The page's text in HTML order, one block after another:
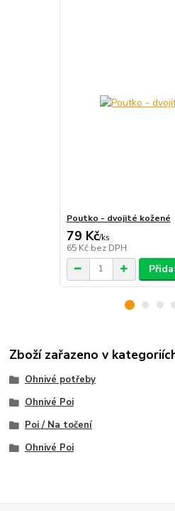
Poutko - dvojité kožené
79 Kč/ks
65 Kč bez DPH
Zboží zařazeno v
Ohnivé potřeby
Ohnivé Poi
Poi / Na točení
Ohnivé Poi